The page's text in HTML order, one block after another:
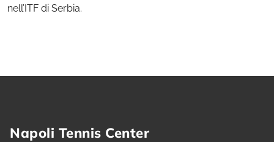
nell’ITF di Serbia.
Napoli Tennis Center